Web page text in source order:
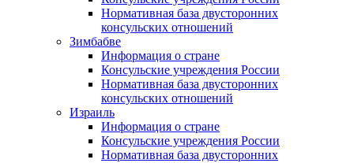
Нормативная база двусторонних
консульских отношений
Зимбабве
Информация о стране
Консульские учреждения России
Нормативная база двусторонних
консульских отношений
Израиль
Информация о стране
Консульские учреждения России
Нормативная база двусторонних